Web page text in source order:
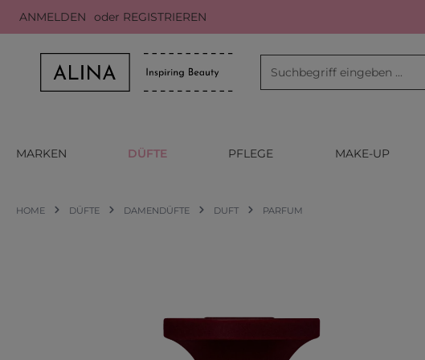
Hauptinhalt springen
Zur Suche springen
Zur Hauptnavigation springen
ANMELDEN oder REGISTRIEREN
MARKEN DÜFTE PFLEGE MAKE-UP
HOME DÜFTE DAMENDÜFTE DUFT PARFUM